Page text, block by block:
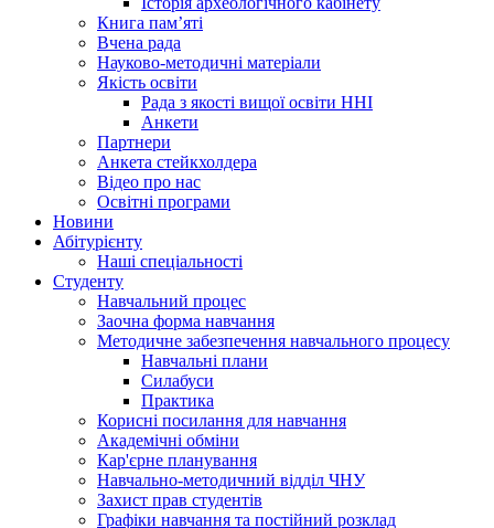
Книга памʼяті
Вчена рада
Науково-методичні матеріали
Якість освіти
Рада з якості вищої освіти ННІ
Анкети
Партнери
Анкета стейкхолдера
Відео про нас
Освітні програми
Hовини
Абітурієнту
Наші спеціальності
Студенту
Навчальний процес
Заочна форма навчання
Методичне забезпечення навчального процесу
Навчальні плани
Силабуси
Практика
Корисні посилання для навчання
Академічні обміни
Кар'єрне планування
Навчально-методичний відділ ЧНУ
Захист прав студентів
Графіки навчання та постійний розклад